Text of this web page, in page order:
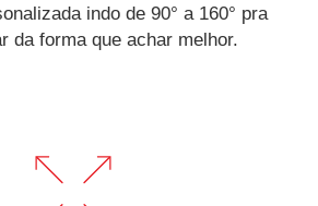
indo de 90° a 160° pra
da forma que achar melhor.